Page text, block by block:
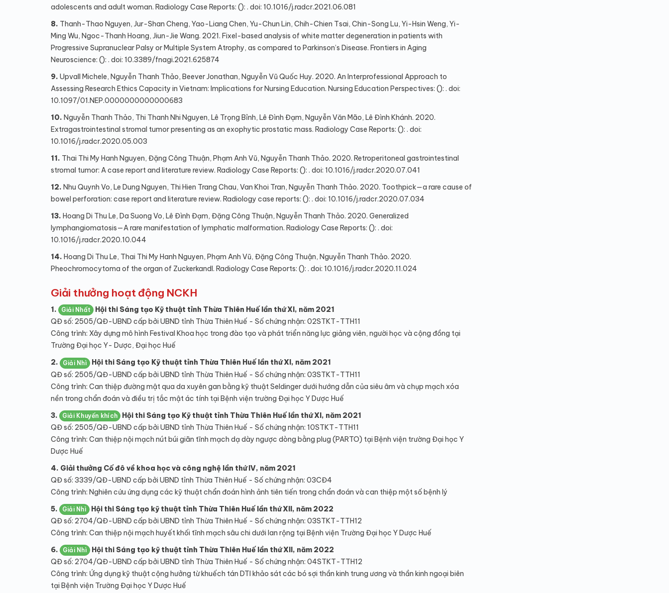
adolescents and adult woman. Radiology Case Reports: (): . doi: 10.1016/j.radcr.2021.06.081
8. Thanh-Thao Nguyen, Jur-Shan Cheng, Yao-Liang Chen, Yu-Chun Lin, Chih-Chien Tsai, Chin-Song Lu, Yi-Hsin Weng, Yi-
Ming Wu, Ngoc-Thanh Hoang, Jiun-Jie Wang. 2021. Fixel-based analysis of white matter degeneration in patients with
Progressive Supranuclear Palsy or Multiple System Atrophy, as compared to Parkinson’s Disease. Frontiers in Aging
Neuroscience: (): . doi: 10.3389/fnagi.2021.625874
9. Upvall Michele, Nguyễn Thanh Thảo, Beever Jonathan, Nguyễn Vũ Quốc Huy. 2020. An Interprofessional Approach to
Assessing Research Ethics Capacity in Vietnam: Implications for Nursing Education. Nursing Education Perspectives: (): . doi:
10.1097/01.NEP.0000000000000683
10. Nguyễn Thanh Thảo, Thi Thanh Nhi Nguyen, Lê Trọng Bỉnh, Lê Đình Đạm, Nguyễn Văn Mão, Lê Đình Khánh. 2020.
Extragastrointestinal stromal tumor presenting as an exophytic prostatic mass. Radiology Case Reports: (): . doi:
10.1016/j.radcr.2020.05.003
11. Thai Thi My Hanh Nguyen, Đặng Công Thuận, Phạm Anh Vũ, Nguyễn Thanh Thảo. 2020. Retroperitoneal gastrointestinal
stromal tumor: A case report and literature review. Radiology Case Reports: (): . doi: 10.1016/j.radcr.2020.07.041
12. Nhu Quynh Vo, Le Dung Nguyen, Thi Hien Trang Chau, Van Khoi Tran, Nguyễn Thanh Thảo. 2020. Toothpick—a rare cause of
bowel perforation: case report and literature review. Radiology case reports: (): . doi: 10.1016/j.radcr.2020.07.034
13. Hoang Di Thu Le, Da Suong Vo, Lê Đình Đạm, Đặng Công Thuận, Nguyễn Thanh Thảo. 2020. Generalized
lymphangiomatosis—A rare manifestation of lymphatic malformation. Radiology Case Reports: (): . doi:
10.1016/j.radcr.2020.10.044
14. Hoang Di Thu Le, Thai Thi My Hanh Nguyen, Phạm Anh Vũ, Đặng Công Thuận, Nguyễn Thanh Thảo. 2020.
Pheochromocytoma of the organ of Zuckerkandl. Radiology Case Reports: (): . doi: 10.1016/j.radcr.2020.11.024
Giải thưởng hoạt động NCKH
1. Giải Nhất
Hội thi Sáng tạo Kỹ thuật tỉnh Thừa Thiên Huế lần thứ XI, năm 2021
QĐ số: 2505/QĐ-UBND cấp bởi UBND tỉnh Thừa Thiên Huế - Số chứng nhận: 02STKT-TTH11
Công trình: Xây dựng mô hình Festival Khoa học trong đào tạo và phát triển năng lực giảng viên, người học và cộng đồng tại
Trường Đại học Y- Dược, Đại học Huế
2.
Giải Nhì
Hội thi Sáng tạo Kỹ thuật tỉnh Thừa Thiên Huế lần thứ XI, năm 2021
QĐ số: 2505/QĐ-UBND cấp bởi UBND tỉnh Thừa Thiên Huế - Số chứng nhận: 03STKT-TTH11
Công trình: Can thiệp đường mật qua da xuyên gan bằng kỹ thuật Seldinger dưới hướng dẫn của siêu âm và chụp mạch xóa
nền trong chẩn đoán và điều trị tắc mật ác tính tại Bệnh viện trường Đại học Y Dược Huế
3.
Giải Khuyến khích
Hội thi Sáng tạo Kỹ thuật tỉnh Thừa Thiên Huế lần thứ XI, năm 2021
QĐ số: 2505/QĐ-UBND cấp bởi UBND tỉnh Thừa Thiên Huế - Số chứng nhận: 10STKT-TTH11
Công trình: Can thiệp nội mạch nút búi giãn tĩnh mạch dạ dày ngược dòng bằng plug (PARTO) tại Bệnh viện trường Đại học Y
Dược Huế
4. Giải thưởng Cố đô về khoa học và công nghệ lần thứ IV, năm 2021
QĐ số: 3339/QĐ-UBND cấp bởi UBND tỉnh Thừa Thiên Huế - Số chứng nhận: 03CĐ4
Công trình: Nghiên cứu ứng dụng các kỹ thuật chẩn đoán hình ảnh tiên tiến trong chẩn đoán và can thiệp một số bệnh lý
5.
Giải Nhì
Hội thi Sáng tạo kỹ thuật tỉnh Thừa Thiên Huế lần thứ XII, năm 2022
QĐ số: 2704/QĐ-UBND cấp bởi UBND tỉnh Thừa Thiên Huế - Số chứng nhận: 03STKT-TTH12
Công trình: Can thiệp nội mạch huyết khối tĩnh mạch sâu chi dưới lan rộng tại Bệnh viện Trường Đại học Y Dược Huế
6.
Giải Nhì
Hội thi Sáng tạo kỹ thuật tỉnh Thừa Thiên Huế lần thứ XII, năm 2022
QĐ số: 2704/QĐ-UBND cấp bởi UBND tỉnh Thừa Thiên Huế - Số chứng nhận: 04STKT-TTH12
Công trình: Ứng dụng kỹ thuật cộng hưởng từ khuếch tán DTI khảo sát các bó sợi thần kinh trung ương và thần kinh ngoại biên
tại Bệnh viện Trường Đại học Y Dược Huế